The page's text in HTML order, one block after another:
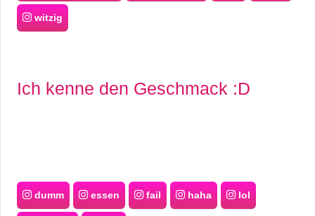
witzig
Ich kenne den Geschmack :D
dumm essen fail haha lol